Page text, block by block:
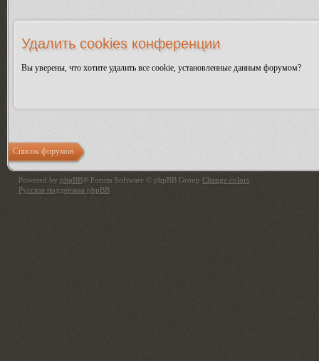
Удалить cookies конференции
Вы уверены, что хотите удалить все cookie, установленные данным форумом?
Список форумов
Powered by phpBB® Forum Software © phpBB Group Change colors
Русская поддержка phpBB